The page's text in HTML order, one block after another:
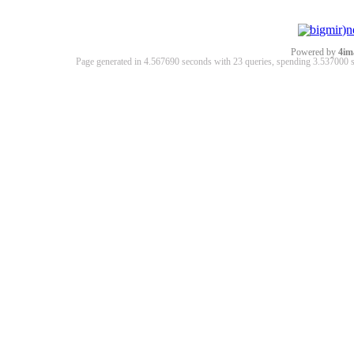
Powered by
Page generated in 4.567690 seconds with 23 queries, spending